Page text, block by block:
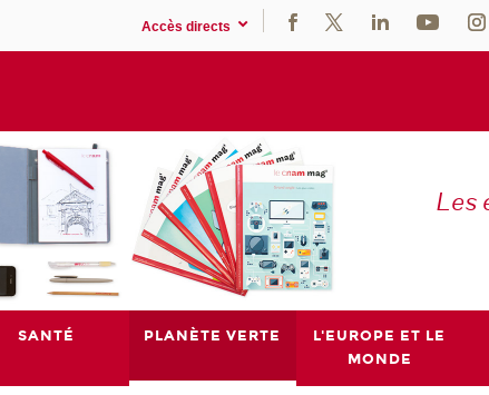
Accès directs
Les
SANTÉ PLANÈTE VERTE
L'EUROPE ET LE
MONDE